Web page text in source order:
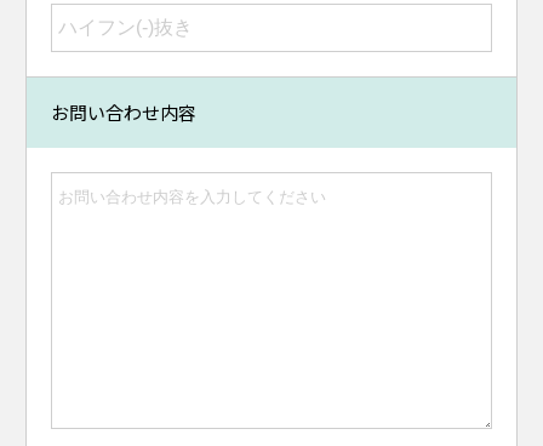
お問い合わせ内容